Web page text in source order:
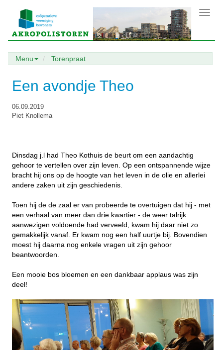
Menu Torenpraat
Een avondje Theo
06.09.2019
Piet Knollema
Dinsdag j.l had Theo Kothuis de beurt om een aandachtig
gehoor te vertellen over zijn leven. Op een ontspannende wijze
bracht hij ons op de hoogte van het leven in de olie en allerlei
andere zaken uit zijn geschiedenis.
Toen hij de de zaal er van probeerde te overtuigen dat hij - met
een verhaal van meer dan drie kwartier - de weer talrijk
aanwezigen voldoende had verveeld, kwam hij daar niet zo
gemakkelijk vanaf. Er kwam nog een half uurtje bij. Bovendien
moest hij daarna nog enkele vragen uit zijn gehoor
beantwoorden.
Een mooie bos bloemen en een dankbaar applaus was zijn
deel!